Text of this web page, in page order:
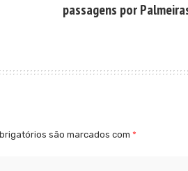
passagens por
são marcados com *